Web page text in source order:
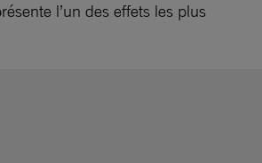
l’un des effets les plus